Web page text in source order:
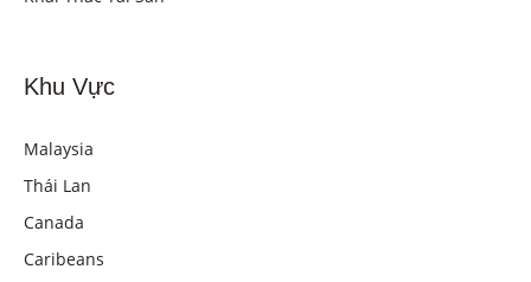
Khu Vực
Malaysia
Thái Lan
Canada
Caribeans